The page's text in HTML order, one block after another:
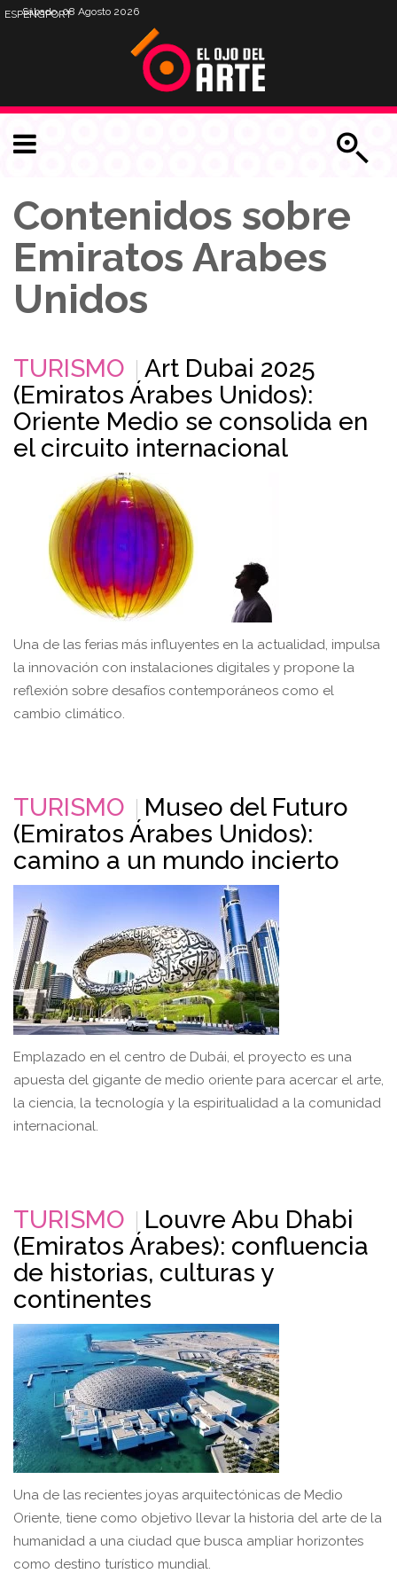
Sábado, 08 Agosto 2026
ESPENGPORT
Contenidos sobre
Emiratos Arabes
Unidos
TURISMO
Art Dubai 2025
(Emiratos Árabes Unidos):
Oriente Medio se consolida en
el circuito internacional
Una de las ferias más influyentes en la actualidad, impulsa
la innovación con instalaciones digitales y propone la
reflexión sobre desafíos contemporáneos como el
cambio climático.
TURISMO
Museo del Futuro
(Emiratos Árabes Unidos):
camino a un mundo incierto
Emplazado en el centro de Dubái, el proyecto es una
apuesta del gigante de medio oriente para acercar el arte,
la ciencia, la tecnología y la espiritualidad a la comunidad
internacional.
TURISMO
Louvre Abu Dhabi
(Emiratos Árabes): confluencia
de historias, culturas y
continentes
Una de las recientes joyas arquitectónicas de Medio
Oriente, tiene como objetivo llevar la historia del arte de la
humanidad a una ciudad que busca ampliar horizontes
como destino turístico mundial.